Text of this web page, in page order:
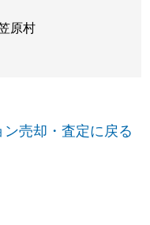
原村
売却・査定に戻る